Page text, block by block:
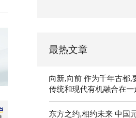
最热文章
向新,向前 作为千年古都,
传统和现代有机融合在一
东方之约,相约未来 中国